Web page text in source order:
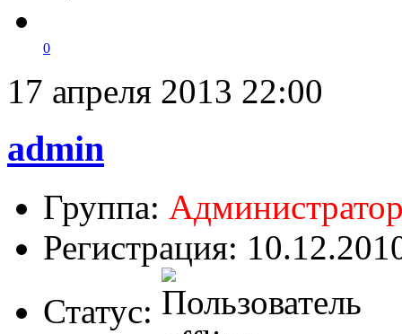
0
17 апреля 2013 22:00
admin
Группа:
Регистрация:
Статус: